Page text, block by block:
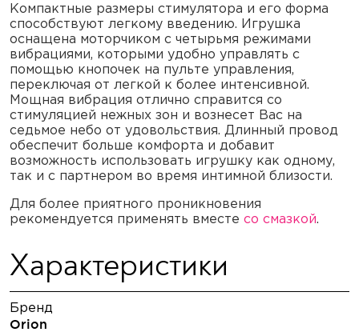
Компактные размеры стимулятора и его форма
способствуют легкому введению. Игрушка
оснащена моторчиком с четырьмя режимами
вибрациями, которыми удобно управлять с
помощью кнопочек на пульте управления,
переключая от легкой к более интенсивной.
Мощная вибрация отлично справится со
стимуляцией нежных зон и вознесет Вас на
седьмое небо от удовольствия. Длинный провод
обеспечит больше комфорта и добавит
возможность использовать игрушку как одному,
так и с партнером во время интимной близости.
Для более приятного проникновения
рекомендуется применять вместе со смазкой.
Характеристики
Бренд
Orion